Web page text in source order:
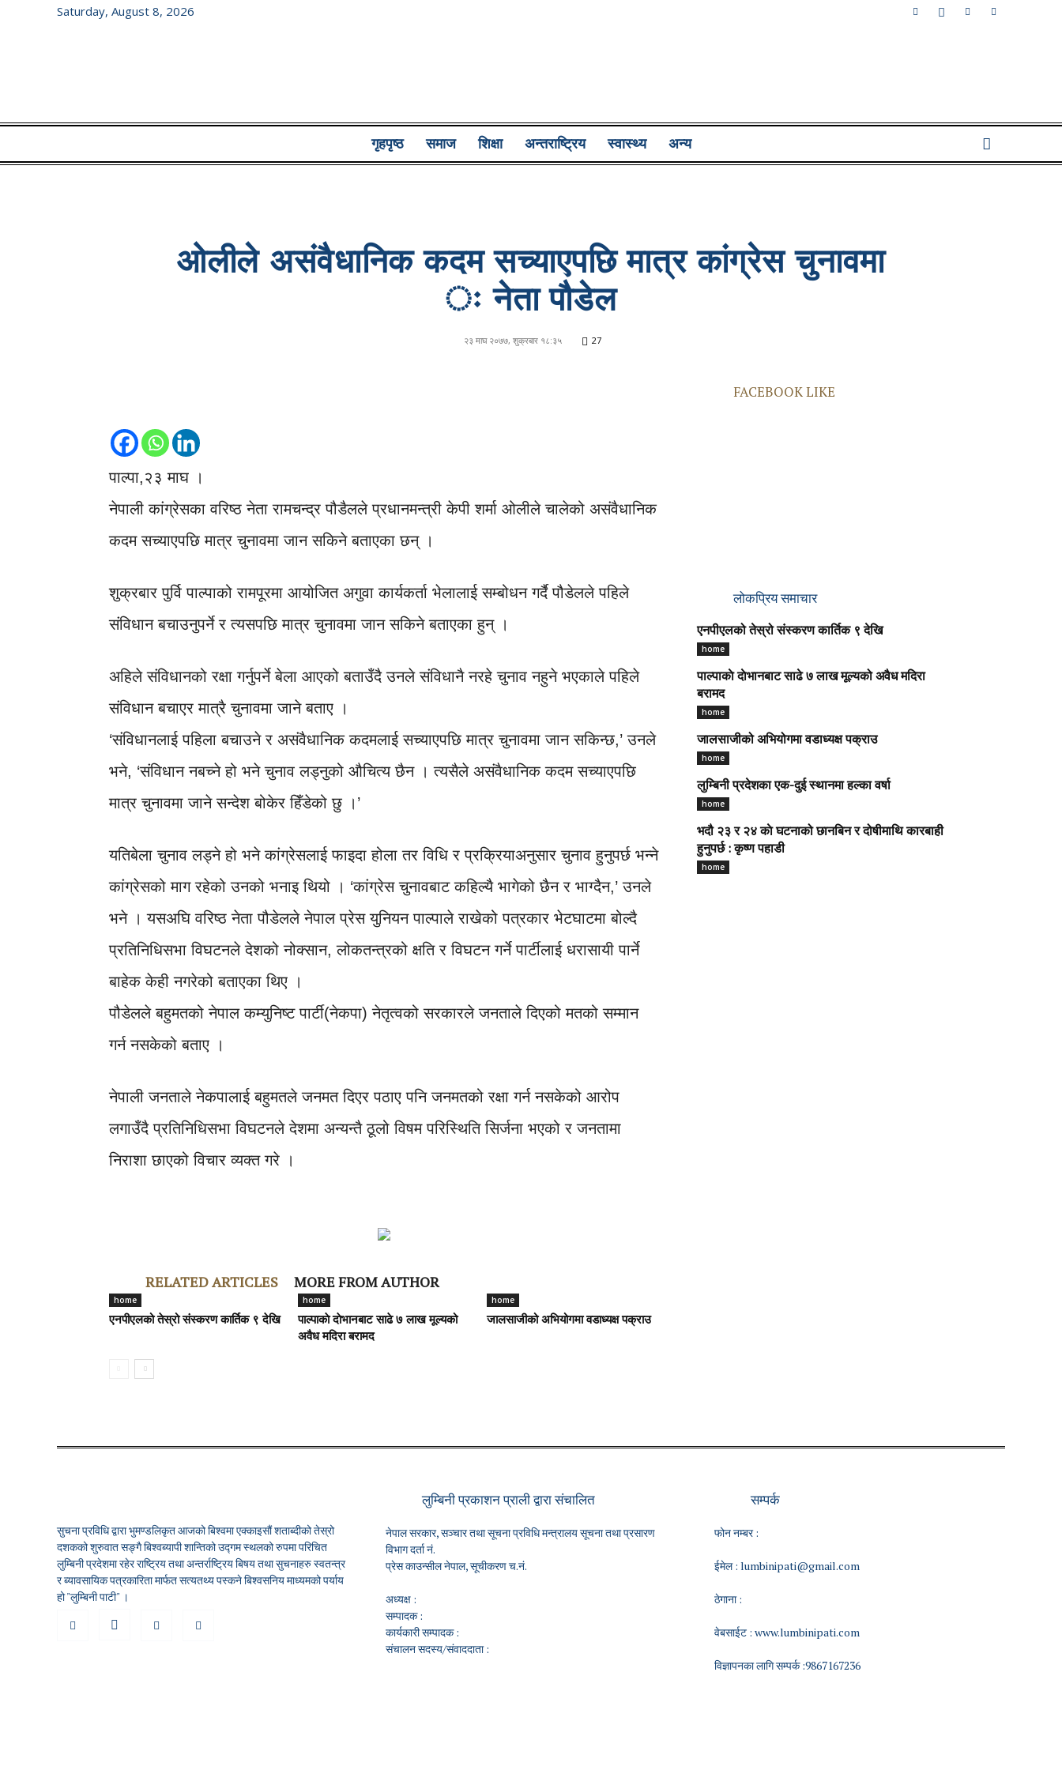
Saturday, August 8, 2026
Lumbini
गृहपृष्ठ समाज शिक्षा अन्तराष्ट्रिय स्वास्थ्य अन्य
ओलीले असंवैधानिक कदम सच्याएपछि मात्र कांग्रेस चुनावमा
ः नेता पौडेल
२३ माघ २०७७, शुक्रबार १८:३५ 27
पाल्पा,२३ माघ ।
नेपाली कांग्रेसका वरिष्ठ नेता रामचन्द्र पौडैलले प्रधानमन्त्री केपी शर्मा ओलीले चालेको असंवैधानिक
कदम सच्याएपछि मात्र चुनावमा जान सकिने बताएका छन् ।
शुक्रबार पुर्वि पाल्पाको रामपूरमा आयोजित अगुवा कार्यकर्ता भेलालाई सम्बोधन गर्दै पौडेलले पहिले
संविधान बचाउनुपर्ने र त्यसपछि मात्र चुनावमा जान सकिने बताएका हुन् ।
अहिले संविधानको रक्षा गर्नुपर्ने बेला आएको बताउँदै उनले संविधानै नरहे चुनाव नहुने भएकाले पहिले
संविधान बचाएर मात्रै चुनावमा जाने बताए ।
‘संविधानलाई पहिला बचाउने र असंवैधानिक कदमलाई सच्याएपछि मात्र चुनावमा जान सकिन्छ,’ उनले
भने, ‘संविधान नबच्ने हो भने चुनाव लड्नुको औचित्य छैन । त्यसैले असंवैधानिक कदम सच्याएपछि
मात्र चुनावमा जाने सन्देश बोकेर हिँडेको छु ।’
यतिबेला चुनाव लड्ने हो भने कांग्रेसलाई फाइदा होला तर विधि र प्रक्रियाअनुसार चुनाव हुनुपर्छ भन्ने
कांग्रेसको माग रहेको उनको भनाइ थियो । ‘कांग्रेस चुनावबाट कहिल्यै भागेको छैन र भाग्दैन,’ उनले
भने । यसअघि वरिष्ठ नेता पौडेलले नेपाल प्रेस युनियन पाल्पाले राखेको पत्रकार भेटघाटमा बोल्दै
प्रतिनिधिसभा विघटनले देशको नोक्सान, लोकतन्त्रको क्षति र विघटन गर्ने पार्टीलाई धरासायी पार्ने
बाहेक केही नगरेको बताएका थिए ।
पौडेलले बहुमतको नेपाल कम्युनिष्ट पार्टी(नेकपा) नेतृत्वको सरकारले जनताले दिएको मतको सम्मान
गर्न नसकेको बताए ।
नेपाली जनताले नेकपालाई बहुमतले जनमत दिएर पठाए पनि जनमतको रक्षा गर्न नसकेको आरोप
लगाउँदै प्रतिनिधिसभा विघटनले देशमा अन्यन्तै ठूलो विषम परिस्थिति सिर्जना भएको र जनतामा
निराशा छाएको विचार व्यक्त गरे ।
RELATED ARTICLES MORE FROM AUTHOR
home
एनपीएलको तेस्रो संस्करण कार्तिक ९ देखि
home
पाल्पाकाे दाेभानबाट साढे ७ लाख मूल्यको
अवैध मदिरा बरामद
home
जालसाजीको अभियोगमा वडाध्यक्ष पक्राउ
FACEBOOK LIKE
लोकप्रिय समाचार
एनपीएलको तेस्रो संस्करण कार्तिक ९ देखि
home
पाल्पाकाे दाेभानबाट साढे ७ लाख मूल्यको अवैध मदिरा
बरामद
home
जालसाजीको अभियोगमा वडाध्यक्ष पक्राउ
home
लुम्बिनी प्रदेशका एक-दुई स्थानमा हल्का वर्षा
home
भदौ २३ र २४ काे घटनाको छानबिन र दोषीमाथि कारबाही
हुनुपर्छ : कृष्ण पहाडी
home
सुचना प्रविधि द्वारा भुमण्डलिकृत आजको बिश्वमा एक्काइसौं शताब्दीको तेस्रो
दशकको शुरुवात सङ्गै बिश्वब्यापी शान्तिको उद्गम स्थलको रुपमा परिचित
लुम्बिनी प्रदेशमा रहेर राष्ट्रिय तथा अन्तर्राष्ट्रिय बिषय तथा सुचनाहरु स्वतन्त्र
र ब्यावसायिक पत्रकारिता मार्फत सत्यतथ्य पस्कने बिश्वसनिय माध्यमको पर्याय
हो "लुम्बिनी पाटी" ।
लुम्बिनी प्रकाशन प्राली द्वारा संचालित
नेपाल सरकार, सञ्चार तथा सूचना प्रविधि मन्त्रालय सूचना तथा प्रसारण
विभाग दर्ता नं.
प्रेस काउन्सील नेपाल, सूचीकरण च.नं.
अध्यक्ष :
सम्पादक :
कार्यकारी सम्पादक :
संचालन सदस्य/संवाददाता :
सम्पर्क
फोन नम्बर :
ईमेल : lumbinipati@gmail.com
ठेगाना :
वेबसाईट : www.lumbinipati.com
विज्ञापनका लागि सम्पर्क :9867167236